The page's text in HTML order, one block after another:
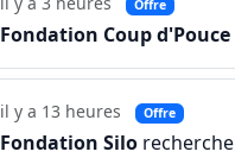
Offre
Fondation Coup d'Pouce
il y a 13 heures Offre
Fondation Silo recherche